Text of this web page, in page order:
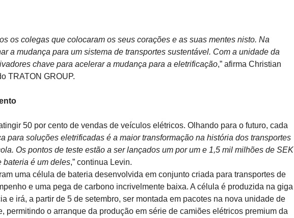
os colegas que colocaram os seus corações e as suas mentes nisto. Na
a mudança para um sistema de transportes sustentável. Com a unidade da
chave para acelerar a mudança para a eletrificação,” afirma Christian
TRATON GROUP.
50 por cento de vendas de veículos elétricos. Olhando para o futuro, cada
para soluções eletrificadas é a maior transformação na história dos transportes
Os pontos de teste estão a ser lançados um por um e 1,5 mil milhões de SEK
bateria é um deles,” continua Levin.
uma célula de bateria desenvolvida em conjunto criada para transportes de
e uma pega de carbono incrivelmente baixa. A célula é produzida na giga
e irá, a partir de 5 de setembro, ser montada em pacotes na nova unidade de
permitindo o arranque da produção em série de camiões elétricos premium da